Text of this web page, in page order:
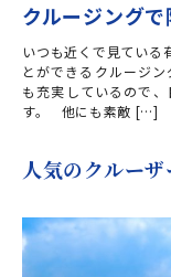
クルージング
いつも近くで見ている
とができるクルージ
も充実しているので
す。 他にも素敵 […]
人気のクルーザ